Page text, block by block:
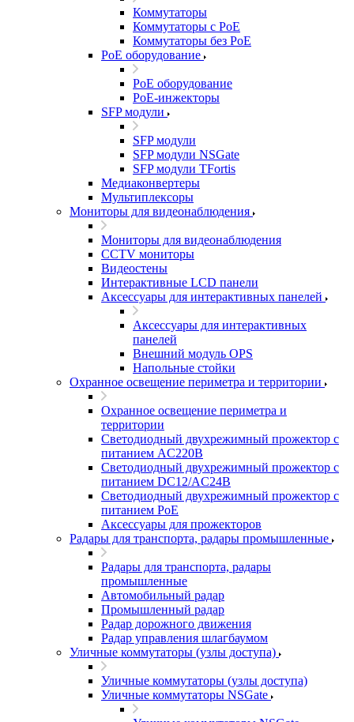
Коммутаторы
Коммутаторы с PoE
Коммутаторы без PoE
PoE оборудование
PoE оборудование
PoE-инжекторы
SFP модули
SFP модули
SFP модули NSGate
SFP модули TFortis
Медиаконвертеры
Мультиплексоры
Мониторы для видеонаблюдения
Мониторы для видеонаблюдения
CCTV мониторы
Видеостены
Интерактивные LCD панели
Аксессуары для интерактивных панелей
Аксессуары для интерактивных
панелей
Внешний модуль OPS
Напольные стойки
Охранное освещение периметра и территории
Охранное освещение периметра и
территории
Светодиодный двухрежимный прожектор с
питанием AC220В
Светодиодный двухрежимный прожектор с
питанием DC12/AC24В
Светодиодный двухрежимный прожектор с
питанием PoE
Аксессуары для прожекторов
Радары для транспорта, радары промышленные
Радары для транспорта, радары
промышленные
Автомобильный радар
Промышленный радар
Радар дорожного движения
Радар управления шлагбаумом
Уличные коммутаторы (узлы доступа)
Уличные коммутаторы (узлы доступа)
Уличные коммутаторы NSGate